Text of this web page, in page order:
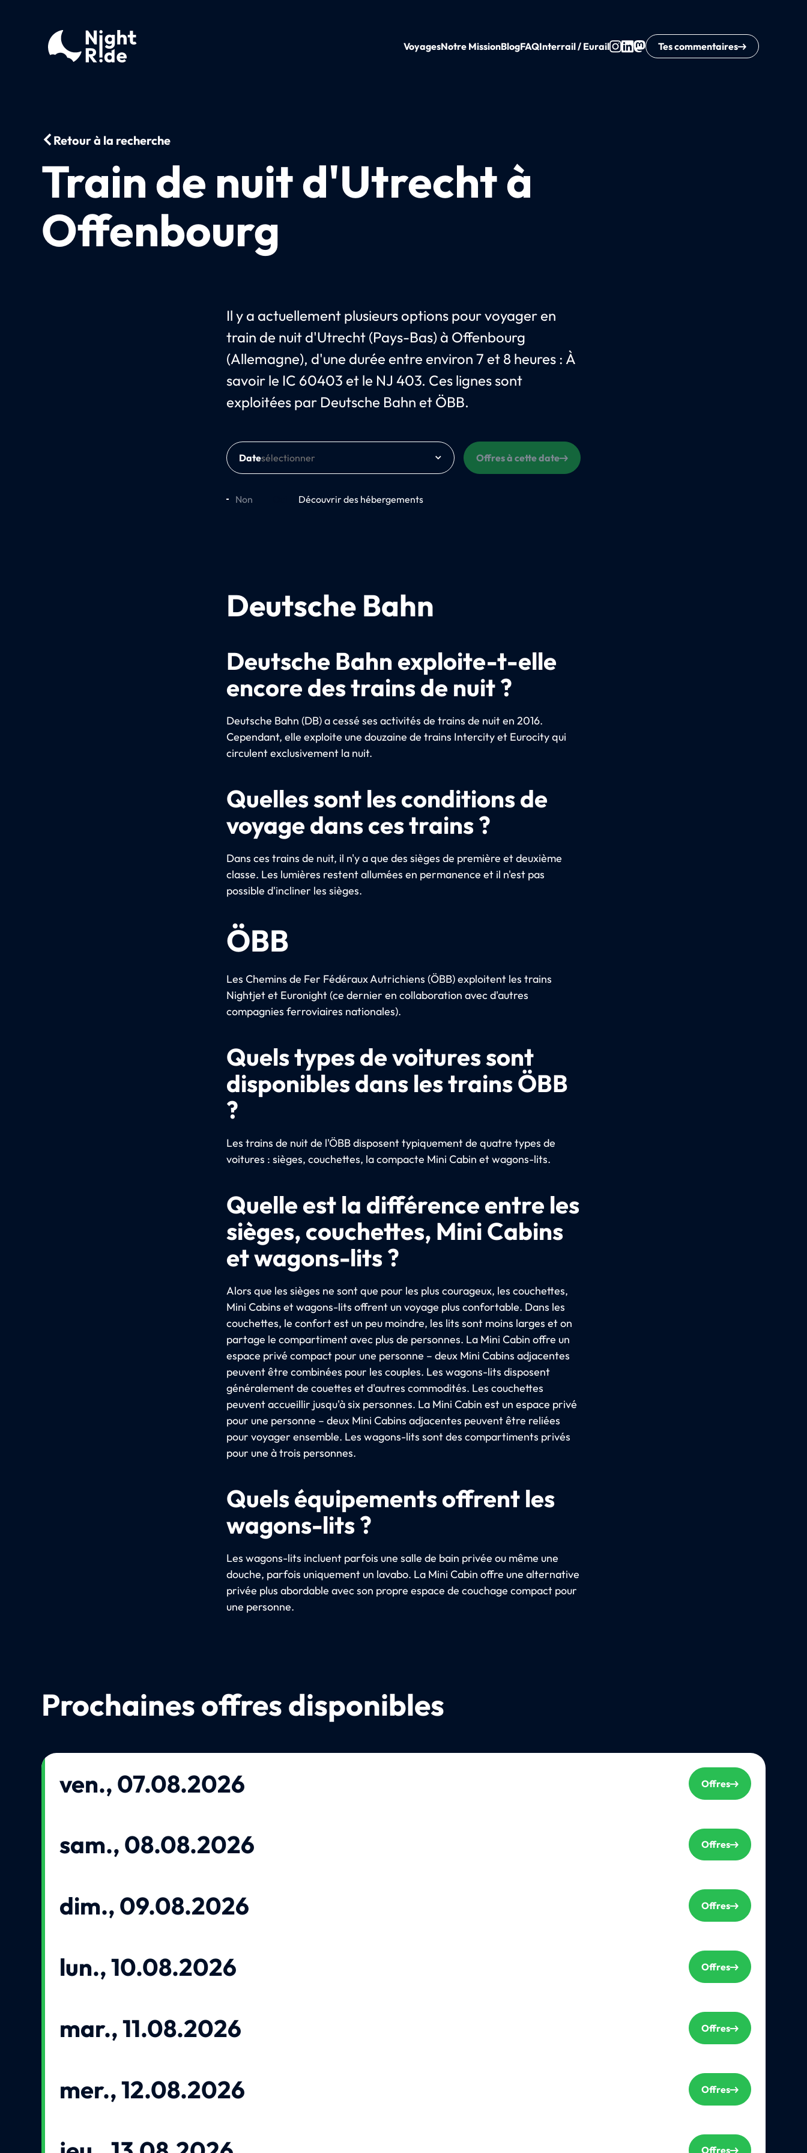
VoyagesNotre MissionBlogFAQInterrail / Eurail Tes commentaires
Retour à la recherche
Train de nuit d'Utrecht à
Offenbourg
Il y a actuellement plusieurs options pour voyager en
train de nuit d'Utrecht (Pays-Bas) à Offenbourg
(Allemagne), d'une durée entre environ 7 et 8 heures : À
savoir le IC 60403 et le NJ 403. Ces lignes sont
exploitées par Deutsche Bahn et ÖBB.
Date Offres à cette date
Non Découvrir des hébergements
Deutsche Bahn
Deutsche Bahn exploite-t-elle
encore des trains de nuit ?
Deutsche Bahn (DB) a cessé ses activités de trains de nuit en 2016.
Cependant, elle exploite une douzaine de trains Intercity et Eurocity qui
circulent exclusivement la nuit.
Quelles sont les conditions de
voyage dans ces trains ?
Dans ces trains de nuit, il n'y a que des sièges de première et deuxième
classe. Les lumières restent allumées en permanence et il n'est pas
possible d'incliner les sièges.
ÖBB
Les Chemins de Fer Fédéraux Autrichiens (ÖBB) exploitent les trains
Nightjet et Euronight (ce dernier en collaboration avec d'autres
compagnies ferroviaires nationales).
Quels types de voitures sont
disponibles dans les trains ÖBB
?
Les trains de nuit de l'ÖBB disposent typiquement de quatre types de
voitures : sièges, couchettes, la compacte Mini Cabin et wagons-lits.
Quelle est la différence entre les
sièges, couchettes, Mini Cabins
et wagons-lits ?
Alors que les sièges ne sont que pour les plus courageux, les couchettes,
Mini Cabins et wagons-lits offrent un voyage plus confortable. Dans les
couchettes, le confort est un peu moindre, les lits sont moins larges et on
partage le compartiment avec plus de personnes. La Mini Cabin offre un
espace privé compact pour une personne – deux Mini Cabins adjacentes
peuvent être combinées pour les couples. Les wagons-lits disposent
généralement de couettes et d'autres commodités. Les couchettes
peuvent accueillir jusqu'à six personnes. La Mini Cabin est un espace privé
pour une personne – deux Mini Cabins adjacentes peuvent être reliées
pour voyager ensemble. Les wagons-lits sont des compartiments privés
pour une à trois personnes.
Quels équipements offrent les
wagons-lits ?
Les wagons-lits incluent parfois une salle de bain privée ou même une
douche, parfois uniquement un lavabo. La Mini Cabin offre une alternative
privée plus abordable avec son propre espace de couchage compact pour
une personne.
Prochaines offres disponibles
ven., 07.08.2026 Offres
sam., 08.08.2026 Offres
dim., 09.08.2026 Offres
lun., 10.08.2026 Offres
mar., 11.08.2026 Offres
mer., 12.08.2026 Offres
Offres